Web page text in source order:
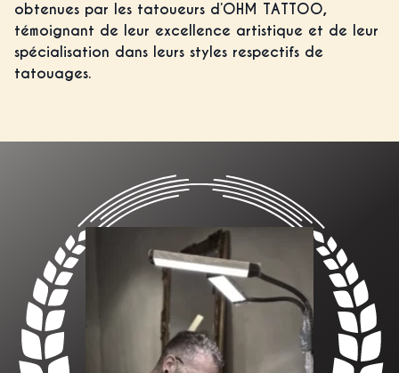
obtenues par les tatoueurs d’OHM TATTOO,
témoignant de leur excellence artistique et de leur
spécialisation dans leurs styles respectifs de
tatouages.